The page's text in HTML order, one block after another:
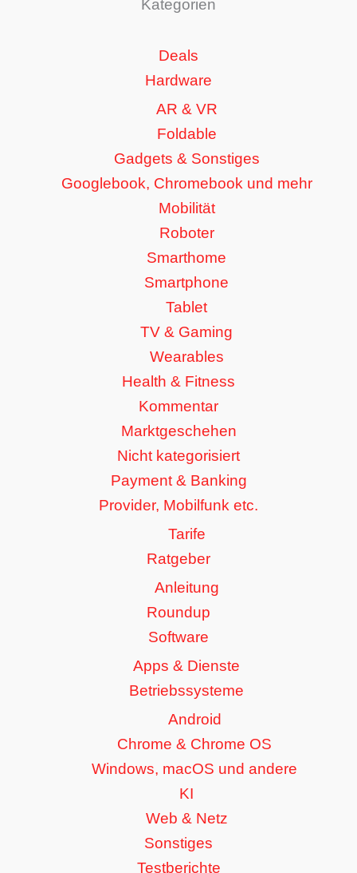
Kategorien
Deals
Hardware
AR & VR
Foldable
Gadgets & Sonstiges
Googlebook, Chromebook und mehr
Mobilität
Roboter
Smarthome
Smartphone
Tablet
TV & Gaming
Wearables
Health & Fitness
Kommentar
Marktgeschehen
Nicht kategorisiert
Payment & Banking
Provider, Mobilfunk etc.
Tarife
Ratgeber
Anleitung
Roundup
Software
Apps & Dienste
Betriebssysteme
Android
Chrome & Chrome OS
Windows, macOS und andere
KI
Web & Netz
Sonstiges
Testberichte